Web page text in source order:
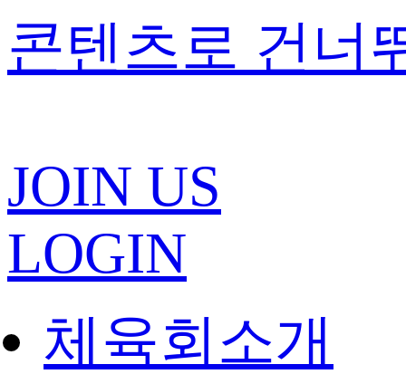
콘텐츠로 건너
JOIN US
LOGIN
체육회소개